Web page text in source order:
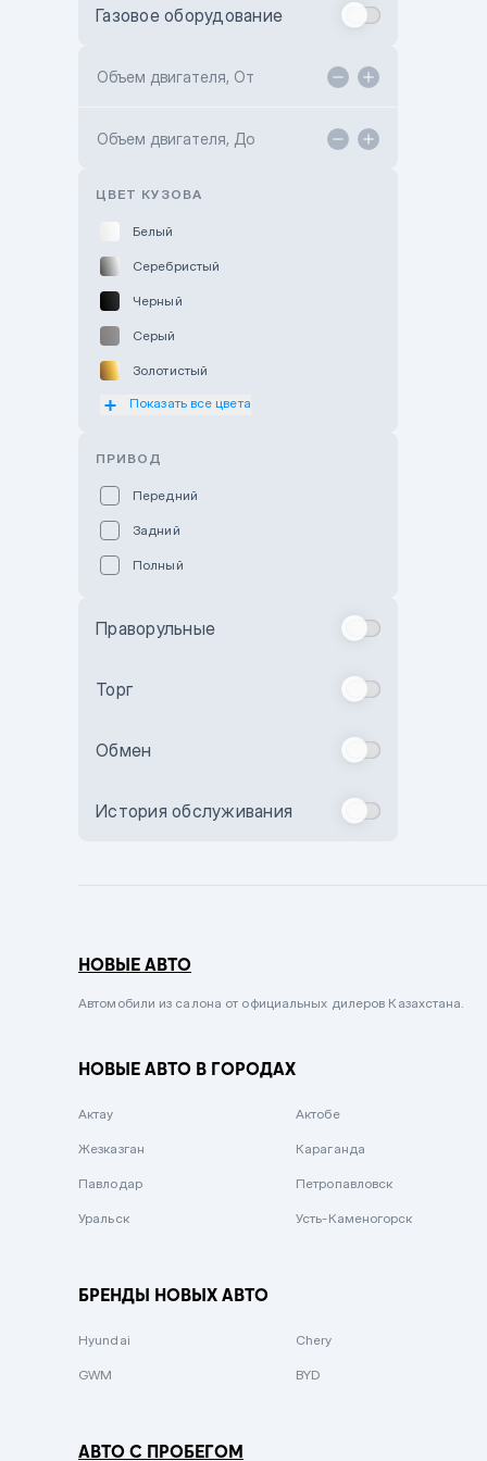
Toyota Kokshetau
Hyundai ShymCity
Газовое оборудование
Объем двигателя, От
Объем двигателя, До
ЦВЕТ КУЗОВА
Белый
Серебристый
Черный
Серый
Золотистый
Оранжевый
Бежевый
Комбинированный
Сиреневый металлик
Вишневый
Зеленый металлик
Показать все цвета
ПРИВОД
Передний
Задний
Полный
Праворульные
Торг
Обмен
История обслуживания
НОВЫЕ АВТО
Автомобили из салона от официальных дилеров Казахстана.
НОВЫЕ АВТО В ГОРОДАХ
Актау Актобе
Жезказган Караганда
Павлодар Петропавловск
Уральск Усть-Каменогорск
БРЕНДЫ НОВЫХ АВТО
Hyundai Chery
GWM BYD
АВТО С ПРОБЕГОМ